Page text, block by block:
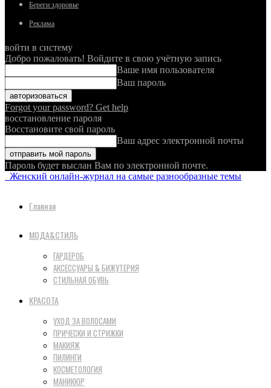
Береги здоровье
Реклама
войти в систему
Добро пожаловать! Войдите в свою учётную запись
Ваше имя пользователя
Ваш пароль
Forgot your password? Get help
восстановление пароля
Восстановите свой пароль
Ваш адрес электронной почты
Пароль будет выслан Вам по электронной почте.
Женский онлайн-журнал на самые разнообразные темы
Главная
МОДА&СТИЛЬ
ГАРДЕРОБ
АКСЕССУАРЫ & БИЖУТЕРИЯ
СТИЛЬНАЯ ОБУВЬ
КРАСОТА
УХОД ЗА ВОЛОСАМИ
ПРИЧЕСКИ И СТРИЖКИ
МАКИЯЖ
ПИЛИНГИ
КОСМЕТОЛОГИЯ
МАНИКЮР